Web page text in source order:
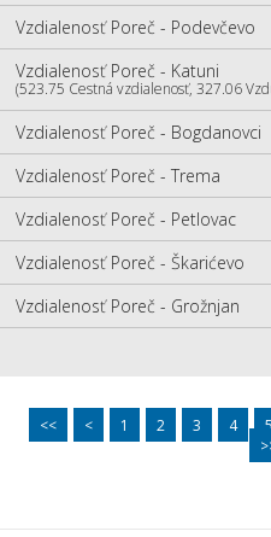
Vzdialenosť Poreč - Podevčevo
Vzdialenosť Poreč - Katuni
(523.75 Cestná vzdialenosť, 327.06
Vzdialenosť Poreč - Bogdanovci
Vzdialenosť Poreč - Trema
Vzdialenosť Poreč - Petlovac
Vzdialenosť Poreč - Škarićevo
Vzdialenosť Poreč - Grožnjan
<< < 1 2 3 4 5